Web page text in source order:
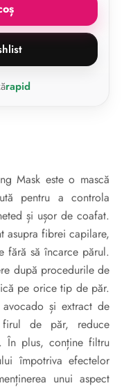
rapid
Mask este o mască
pentru a controla
și ușor de coafat.
asupra fibrei capilare,
fără să încarce părul.
după procedurile de
pe orice tip de păr.
și extract de
de păr, reduce
În plus, conține filtru
împotriva efectelor
unui aspect